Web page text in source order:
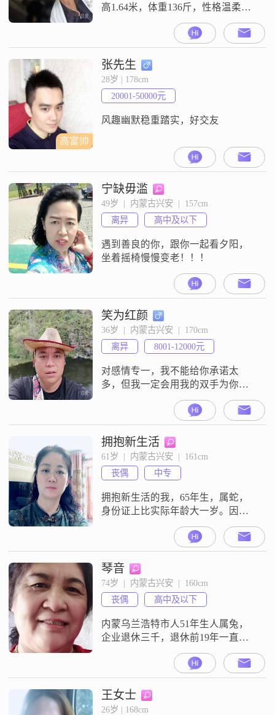
高1.64米，体重136斤，性格温柔体
贴，善解人意，不斤斤计较大度，
顾家型的，喜欢旅游，跳舞唱歌，
感情专一，希望另一伴脾气性格要
好，开朗幽默，会心疼人，懂得换
位思考，真心想找个过日子的人共
度余生##3002##
高富帅
张先生
28岁 | 178cm
20001-50000元
风趣幽默稳重踏实，好交友
宁缺毋滥
49岁  |  内蒙古兴安  |  157cm
离异
高中及以下
遇到善良的你，跟你一起看夕阳，
坐着摇椅慢慢变老！！！
笑为红颜
36岁  |  内蒙古兴安  |  170cm
离异
8001-12000元
对感情专一，我不能给你承诺太
多，但我一定会用我的双手为你撑
拥抱新生活
61岁  |  内蒙古兴安  |  161cm
丧偶
中专
拥抱新生活的我，65年生，属蛇，
身份证上比实际年龄大一岁。因为
曾经拥有，所以倍感珍惜。我的爱
情信条是执子之手与子偕老！但愿
在这个婚介平台上遇到让我众里寻
她千百度的你，相互扶持、相互理
解、相互依靠……互敬互爱，不离
不弃，努力经营管理好我们的婚姻
家庭生活，并使其保鲜而牢固！携
手漫步浪漫夕阳下，在慢慢变老的
余生共同享受人生的
琴音
74岁  |  内蒙古兴安  |  160cm
丧偶
高中及以下
内蒙乌兰浩特市人51年生人属兔，
企业退休三千，退休前19年一直在
办公室至退休，气质心态极佳性格
开朗大方，喜欢漂亮注意形象美。
找年龄和我相仿，身体健康68岁—
71岁有眼缘，身高1.70—1.74通情达
理的人，人品好，有担当的男士。
王女士
26岁 | 168cm